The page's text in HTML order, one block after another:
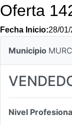
Oferta
Fecha Inicio:28/
Municipio
Nivel